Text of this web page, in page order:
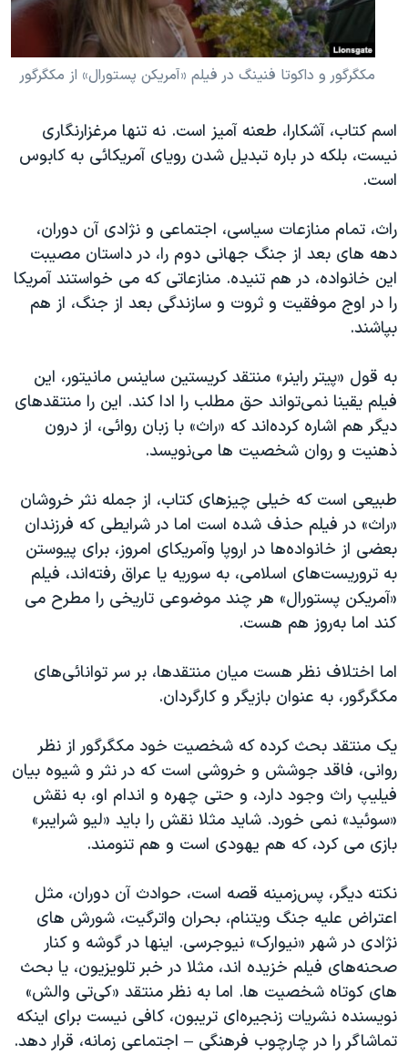
مکگرگور و داکوتا فنینگ در فیلم «آمریکن پستورال» از مکگرگور
اسم کتاب، آشکارا، طعنه آمیز است. نه تنها مرغزارنگاری
نیست، بلکه در باره تبدیل شدن رویای آمریکائی به کابوس
است.
راث، تمام منازعات سیاسی، اجتماعی و نژادی آن دوران،
دهه های بعد از جنگ جهانی دوم را، در داستان مصیبت
این خانواده، در هم تنیده. منازعاتی که می خواستند آمریکا
را در اوج موفقیت و ثروت و سازندگی بعد از جنگ، از هم
بپاشند.
به قول «پیتر راینر» منتقد کریستین ساینس مانیتور، این
فیلم یقینا نمی‌تواند حق مطلب را ادا کند. این را منتقدهای
دیگر هم اشاره کرده‌اند که «راث» با زبان روائی، از درون
ذهنیت و روان شخصیت ها می‌نویسد.
طبیعی است که خیلی چیزهای کتاب، از جمله نثر خروشان
«راث» در فیلم حذف شده است اما در شرایطی که فرزندان
بعضی از خانواده‌ها در اروپا وآمریکای امروز، برای پیوستن
به تروریست‌های اسلامی، به سوریه یا عراق رفته‌اند، فیلم
«آمریکن پستورال» هر چند موضوعی تاریخی را مطرح می
کند اما به‌روز هم هست.
اما اختلاف نظر هست میان منتقدها، بر سر توانائی‌های
مکگرگور، به عنوان بازیگر و کارگردان.
یک منتقد بحث کرده که شخصیت خود مکگرگور از نظر
روانی، فاقد جوشش و خروشی است که در نثر و شیوه بیان
فیلیپ راث وجود دارد، و حتی چهره و اندام او، به نقش
«سوئید» نمی خورد. شاید مثلا نقش را باید «لیو شرایبر»
بازی می کرد، که هم یهودی است و هم تنومند.
نکته دیگر، پس‌زمینه قصه است، حوادث آن دوران، مثل
اعتراض علیه جنگ ویتنام، بحران واترگیت، شورش های
نژادی در شهر «نیوارک» نیوجرسی. اینها در گوشه و کنار
صحنه‌های فیلم خزیده اند، مثلا در خبر تلویزیون، یا بحث
های کوتاه شخصیت ها. اما به نظر منتقد «کی‌تی والش»
نویسنده نشریات زنجیره‌ای تریبون، کافی نیست برای اینکه
تماشاگر را در چارچوب فرهنگی – اجتماعی زمانه، قرار دهد.